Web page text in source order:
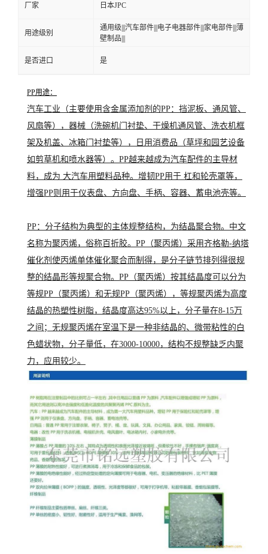
厂家 日本JPC
用途级别
通用级|||汽车部件|||电子电器部件|||家电部件|||薄
壁制品|||
是否进口 是
PP用途：
汽车工业（主要使用含金属添加剂的PP：挡泥板、通风管、
风扇等），器械（洗碗机门衬垫、干燥机通风管、洗衣机框
架及机盖、冰箱门衬垫等），日用消费品（草坪和园艺设备
如剪草机和喷水器等）。PP越来越成为汽车配件的主导材
料，成为 大汽车用塑料品种。增韧PP用于 杠和轮壳罩等，
增强PP则用于仪表盘、方向盘、手柄、容器、蓄电池壳等。
PP：分子结构为典型的主体规整结构，为结晶聚合物。中文
名称为聚丙烯，俗称百折胶。PP（聚丙烯）采用齐格勒-纳塔
催化剂使丙烯单体催化聚合而制得，是分子链节排列得很规
整的结晶形等规聚合物。PP（聚丙烯）按其结晶度可以分为
等规PP（聚丙烯）和无规PP（聚丙烯），等规聚丙烯为高度
结晶的热塑性树脂，结晶度高达95%以上，分子量在8-15万
之间；无规聚丙烯在室温下是一种非结晶的、微带粘性的白
色蜡状物，分子量低，在3000-10000，结构不规整缺乏内聚
力，应用较少。